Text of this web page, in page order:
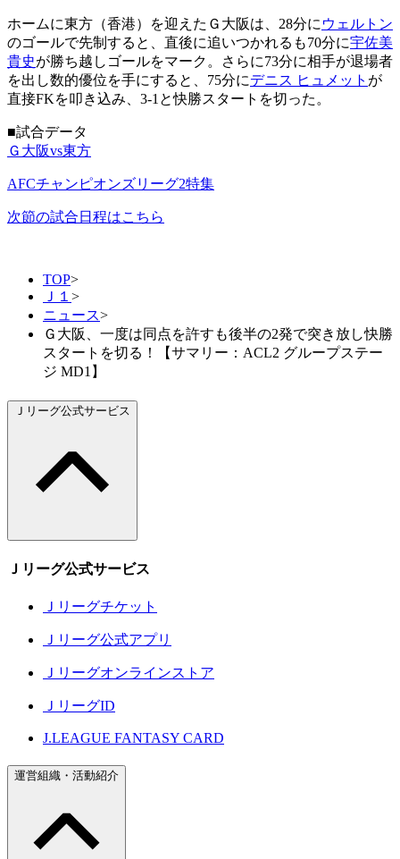
ホームに東方（香港）を迎えたＧ大阪は、28分に ウェルトン
のゴールで先制すると、直後に追いつかれるも70分に宇佐美
貴史が勝ち越しゴールをマーク。さらに73分に相手が退場者
を出し数的優位を手にすると、75分にデニス ヒュメット が
直接FKを叩き込み、3-1と快勝スタートを切った。
■試合データ
Ｇ大阪vs東方
AFCチャンピオンズリーグ2特集
次節の試合日程はこちら
TOP>
Ｊ１ >
ニュース>
Ｇ大阪、一度は同点を許すも後半の2発で突き放し快勝
スタートを切る！【サマリー：ACL2 グループステー
ジ MD1】
Ｊリーグ公式サービス
Ｊリーグ公式サービス
Ｊリーグチケット
Ｊリーグ公式アプリ
Ｊリーグオンラインストア
ＪリーグID
J.LEAGUE FANTASY CARD
運営組織・活動紹介